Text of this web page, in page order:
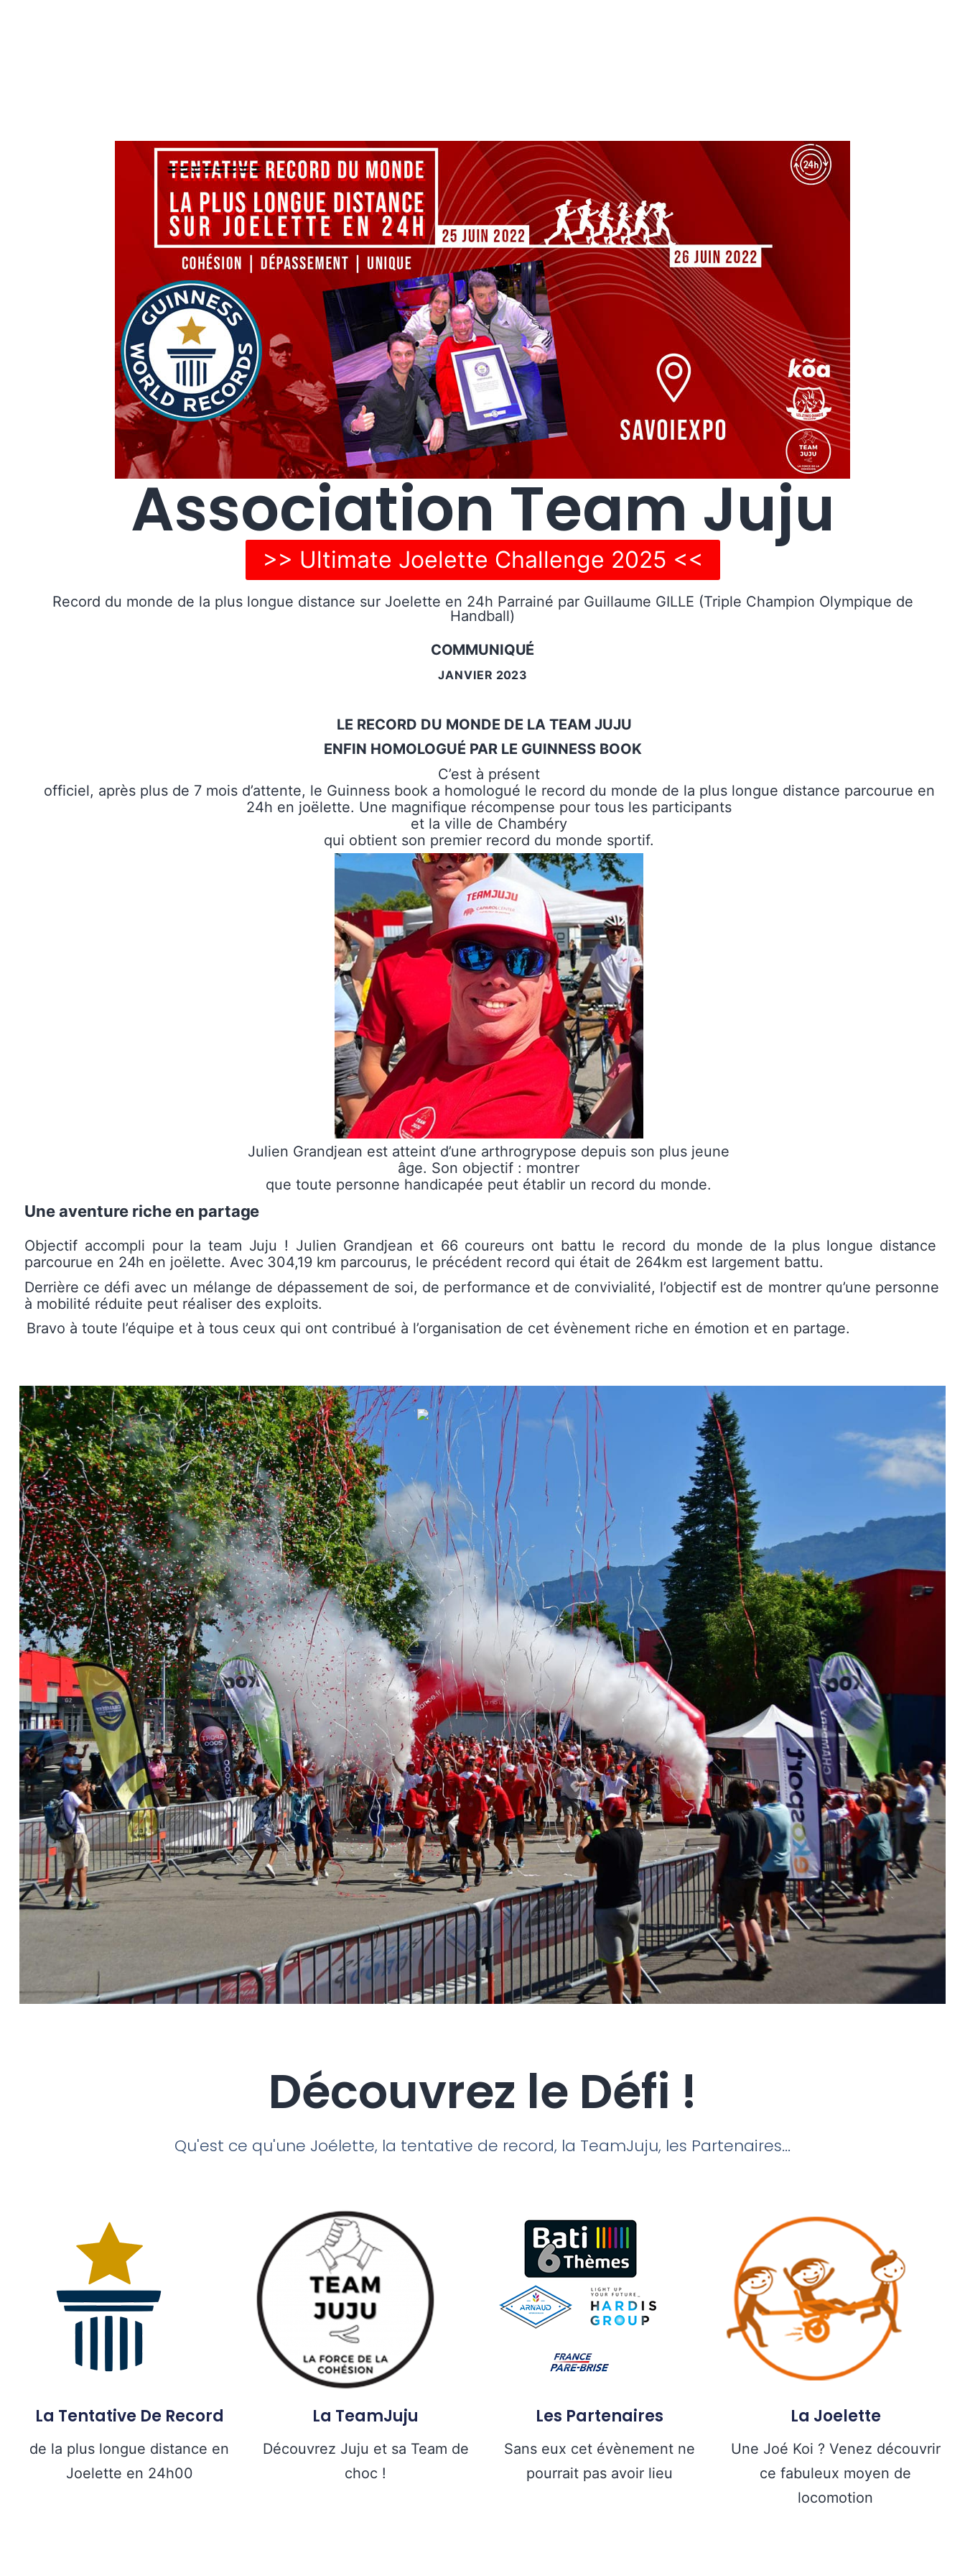
Association Team Juju
>> Ultimate Joelette Challenge 2025 <<
Record du monde de la plus longue distance sur Joelette en 24h Parrainé par Guillaume GILLE (Triple Champion Olympique de
Handball)
COMMUNIQUÉ
JANVIER 2023
LE RECORD DU MONDE DE LA TEAM JUJU
ENFIN HOMOLOGUÉ PAR LE GUINNESS BOOK
C’est à présent
officiel, après plus de 7 mois d’attente, le Guinness book a homologué le record du monde de la plus longue distance parcourue en
24h en joëlette. Une magnifique récompense pour tous les participants
et la ville de Chambéry
qui obtient son premier record du monde sportif.
Julien Grandjean est atteint d’une arthrogrypose depuis son plus jeune
âge. Son objectif : montrer
que toute personne handicapée peut établir un record du monde.
Une aventure riche en partage
Objectif accompli pour la team Juju ! Julien Grandjean et 66 coureurs ont battu le record du monde de la plus longue distance
parcourue en 24h en joëlette. Avec 304,19 km parcourus, le précédent record qui était de 264km est largement battu.
Derrière ce défi avec un mélange de dépassement de soi, de performance et de convivialité, l’objectif est de montrer qu’une personne
à mobilité réduite peut réaliser des exploits.
Bravo à toute l’équipe et à tous ceux qui ont contribué à l’organisation de cet évènement riche en émotion et en partage.
Découvrez le Défi !
Qu'est ce qu'une Joélette, la tentative de record, la TeamJuju, les Partenaires...
La Tentative De Record
de la plus longue distance en
Joelette en 24h00
La TeamJuju
Découvrez Juju et sa Team de
choc !
Les Partenaires
Sans eux cet évènement ne
pourrait pas avoir lieu
La Joelette
Une Joé Koi ? Venez découvrir
ce fabuleux moyen de
locomotion